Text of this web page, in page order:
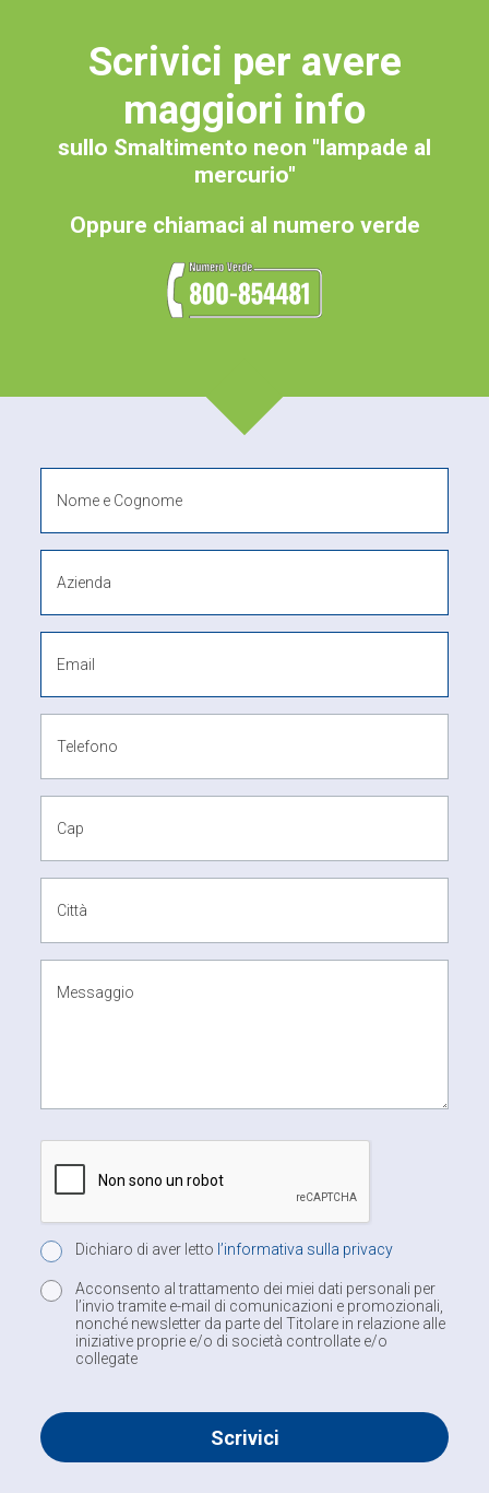
Scrivici per avere
maggiori info
sullo Smaltimento neon "lampade al
mercurio"
Oppure chiamaci al numero verde
Nome e Cognome
Azienda
Email
Telefono
Cap
Città
Messaggio
Dichiaro di aver letto l’informativa sulla privacy
Acconsento al trattamento dei miei dati personali per
l’invio tramite e-mail di comunicazioni e promozionali,
nonché newsletter da parte del Titolare in relazione alle
iniziative proprie e/o di società controllate e/o
collegate
Scrivici